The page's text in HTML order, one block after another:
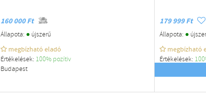
160 000 Ft
Állapota: ●újszerű
megbízható eladó
Értékelések: 100% pozítiv
Budapest
179 999 Ft
Állapota: ●
megbízható
Értékelések: